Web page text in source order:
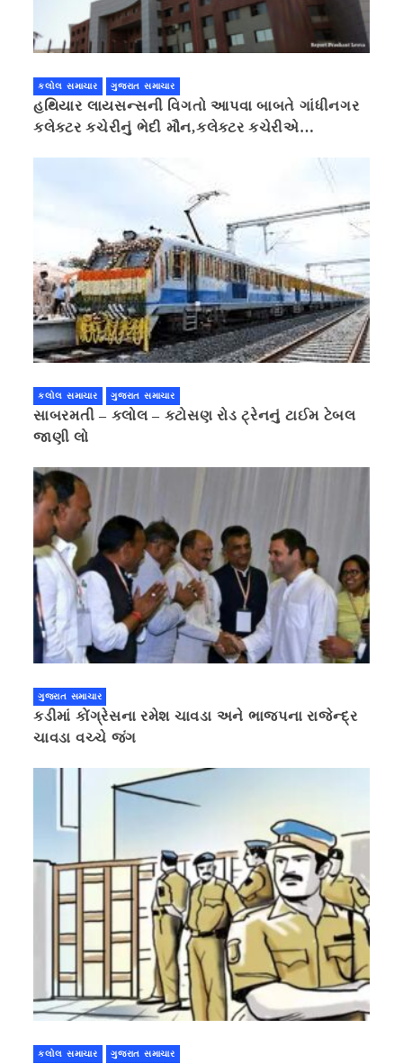
કલોલ સમાચાર ગુજરાત સમાચાર
હથિયાર લાયસન્સની વિગતો આપવા બાબતે ગાંધીનગર
કલેક્ટર કચેરીનું ભેદી મૌન,કલેક્ટર કચેરીએ
કલોલ સમાચાર ગુજરાત સમાચાર
સાબરમતી – કલોલ – કટોસણ રોડ ટ્રેનનું ટાઈમ ટેબલ
જાણી લો
ગુજરાત સમાચાર
કડીમાં કોંગ્રેસના રમેશ ચાવડા અને ભાજપના રાજેન્દ્ર
ચાવડા વચ્ચે જંગ
કલોલ સમાચાર ગુજરાત સમાચાર